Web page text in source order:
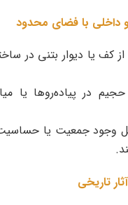
کف یا دیوار بتنی در
در پیاده‌روها یا
وجود جمعیت یا